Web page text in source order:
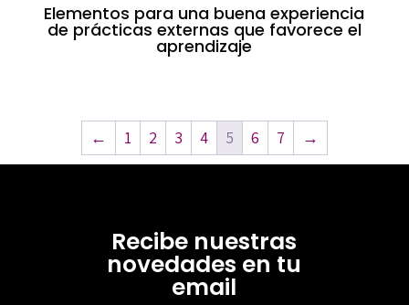
Elementos para una buena experiencia
de prácticas externas que favorece el
aprendizaje
← 1 2 3 4 5 6 7 →
Recibe nuestras
novedades en tu
email